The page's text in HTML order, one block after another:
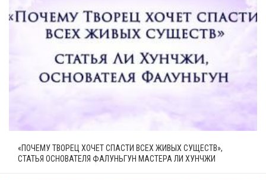
«ПОЧЕМУ ТВОРЕЦ ХОЧЕТ СПАСТИ ВСЕХ ЖИВЫХ СУЩЕСТВ»,
СТАТЬЯ ОСНОВАТЕЛЯ ФАЛУНЬГУН МАСТЕРА ЛИ ХУНЧЖИ